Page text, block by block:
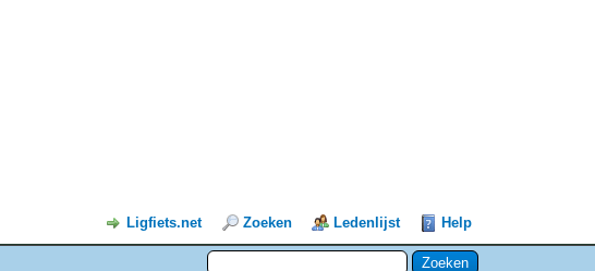
Ligfiets.net Zoeken Ledenlijst Help